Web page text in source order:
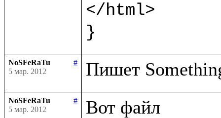
</html>
}
NoSFeRaTu
#
5 мар. 2012
NoSFeRaTu
#
5 мар. 2012
Вот файл